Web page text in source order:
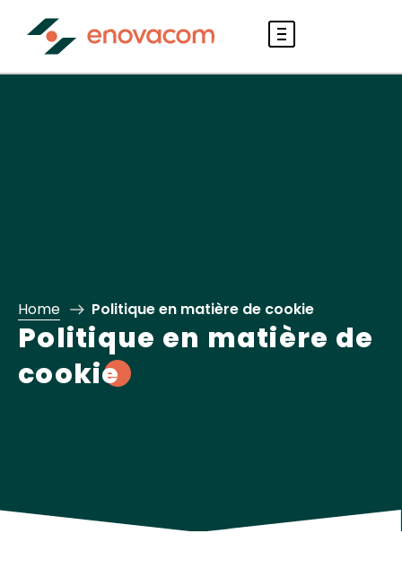
Home Politique en matière de cookie
Politique en matière de
cookie